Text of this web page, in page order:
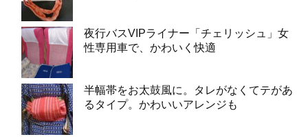
夜行バスVIPライナー「チェリッシュ」女
性専用車で、かわいく快適
半幅帯をお太鼓風に。タレがなくてテがあ
るタイプ。かわいいアレンジも